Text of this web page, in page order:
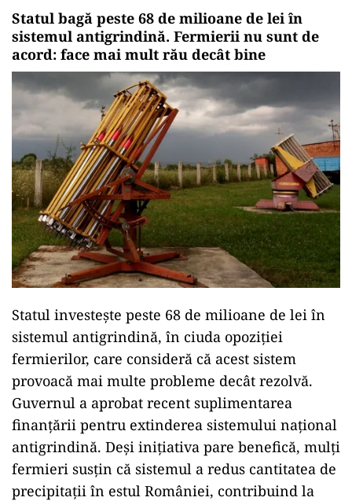
Statul bagă peste 68 de milioane de lei în
sistemul antigrindină. Fermierii nu sunt de
acord: face mai mult rău decât bine
Statul investește peste 68 de milioane de lei în
sistemul antigrindină, în ciuda opoziției
fermierilor, care consideră că acest sistem
provoacă mai multe probleme decât rezolvă.
Guvernul a aprobat recent suplimentarea
finanțării pentru extinderea sistemului național
antigrindină. Deși inițiativa pare benefică, mulți
fermieri susțin că sistemul a redus cantitatea de
precipitații în estul României, contribuind la